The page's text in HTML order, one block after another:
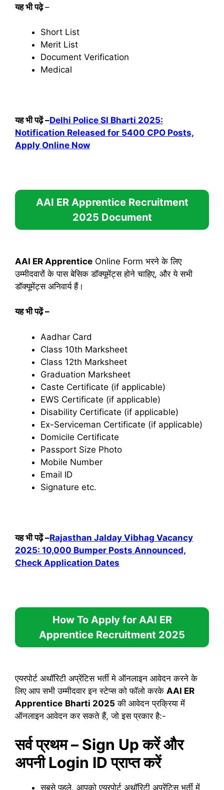
यह भी पढ़े–
Short List
Merit List
Document Verification
Medical
यह भी पढ़ें–Delhi Police SI Bharti 2025:
Notification Released for 5400 CPO Posts,
Apply Online Now
AAI ER Apprentice Recruitment
2025 Document
AAI ER Apprentice Online Form भरने के लिए
उम्मीदवारों के पास बेसिक डॉक्यूमेंट्स होने चाहिए, और ये सभी
डॉक्यूमेंट्स अनिवार्य हैं।
यह भी पढ़ें–
Aadhar Card
Class 10th Marksheet
Class 12th Marksheet
Graduation Marksheet
Caste Certificate (if applicable)
EWS Certificate (if applicable)
Disability Certificate (if applicable)
Ex-Serviceman Certificate (if applicable)
Domicile Certificate
Passport Size Photo
Mobile Number
Email ID
Signature etc.
यह भी पढ़ें –Rajasthan Jalday Vibhag Vacancy
2025: 10,000 Bumper Posts Announced,
Check Application Dates
How To Apply for AAI ER
Apprentice Recruitment 2025
एयरपोर्ट अथॉरिटी अप्रेंटिस भर्ती मे ऑनलाइन आवेदन करने के
लिए आप सभी उम्मीदवार इन स्टेप्स को फॉलो करके AAI ER
Apprentice Bharti 2025 की आवेदन प्रक्रिया में
ऑनलाइन आवेदन कर सकते हैं, जो इस प्रकार है:-
सर्व प्रथम – Sign Up करें और
अपनी Login ID प्राप्त करें
सबसे पहले, आपको एयरपोर्ट अथॉरिटी अप्रेंटिस भर्ती में